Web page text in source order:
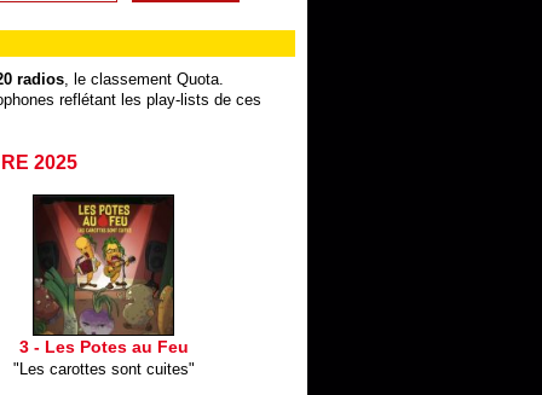
radios, le classement Quota.
reflétant les play-lists de ces
2025
3 - Les Potes au Feu
"Les carottes sont cuites"